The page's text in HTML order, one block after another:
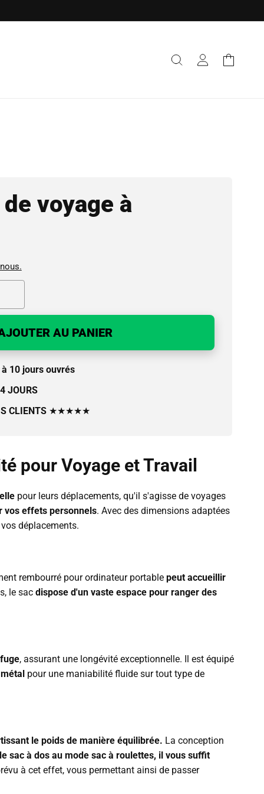
Connexion Panier
voyage à
AU PANIER
à 10 jours ouvrés
JOURS
CLIENTS★★★★★
pour Voyage et Travail
pour leurs déplacements, qu'il s'agisse de voyages
vos effets personnels. Avec des dimensions adaptées
déplacements.
rembourré pour ordinateur portable peut accueillir
le sac dispose d'un vaste espace pour ranger des
, assurant une longévité exceptionnelle. Il est équipé
pour une maniabilité fluide sur tout type de
le poids de manière équilibrée. La conception
sac à dos au mode sac à roulettes, il vous suffit
à cet effet, vous permettant ainsi de passer